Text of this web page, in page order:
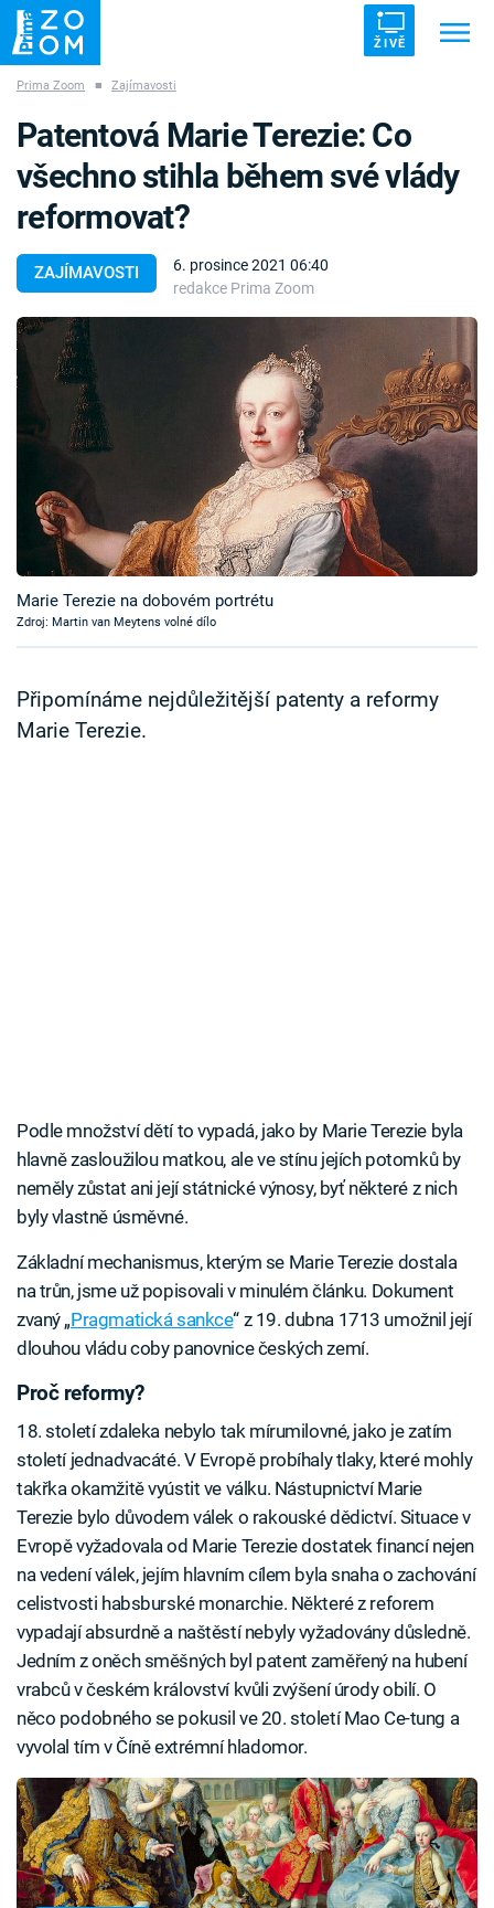
ŽIVĚ
ZÁHADY VETŘELCI DÁVNOVĚKU
Témata
Témata
Pořady
Časopis
Sledujte prima+
Sledujte nás
Prima Zoom ■ Zajímavosti
ZAJÍMAVOSTI
6. prosince 2021 06:40
redakce Prima Zoom
Patentová Marie Terezie: Co
všechno stihla během své vlády
reformovat?
Marie Terezie na dobovém portrétu
Zdroj: Martin van Meytens volné dílo
Připomínáme nejdůležitější patenty a reformy
Marie Terezie.
Podle množství dětí to vypadá, jako by Marie Terezie byla
hlavně zasloužilou matkou, ale ve stínu jejích potomků by
neměly zůstat ani její státnické výnosy, byť některé z nich
byly vlastně úsměvné.
Základní mechanismus, kterým se Marie Terezie dostala
na trůn, jsme už popisovali v minulém článku. Dokument
zvaný „Pragmatická sankce“ z 19. dubna 1713 umožnil její
dlouhou vládu coby panovnice českých zemí.
Proč reformy?
18. století zdaleka nebylo tak mírumilovné, jako je zatím
století jednadvacáté. V Evropě probíhaly tlaky, které mohly
takřka okamžitě vyústit ve válku. Nástupnictví Marie
Terezie bylo důvodem válek o rakouské dědictví. Situace v
Evropě vyžadovala od Marie Terezie dostatek financí nejen
na vedení válek, jejím hlavním cílem byla snaha o zachování
celistvosti habsburské monarchie. Některé z reforem
vypadají absurdně a naštěstí nebyly vyžadovány důsledně.
Jedním z oněch směšných byl patent zaměřený na hubení
vrabců v českém království kvůli zvýšení úrody obilí. O
něco podobného se pokusil ve 20. století Mao Ce-tung a
vyvolal tím v Číně extrémní hladomor.